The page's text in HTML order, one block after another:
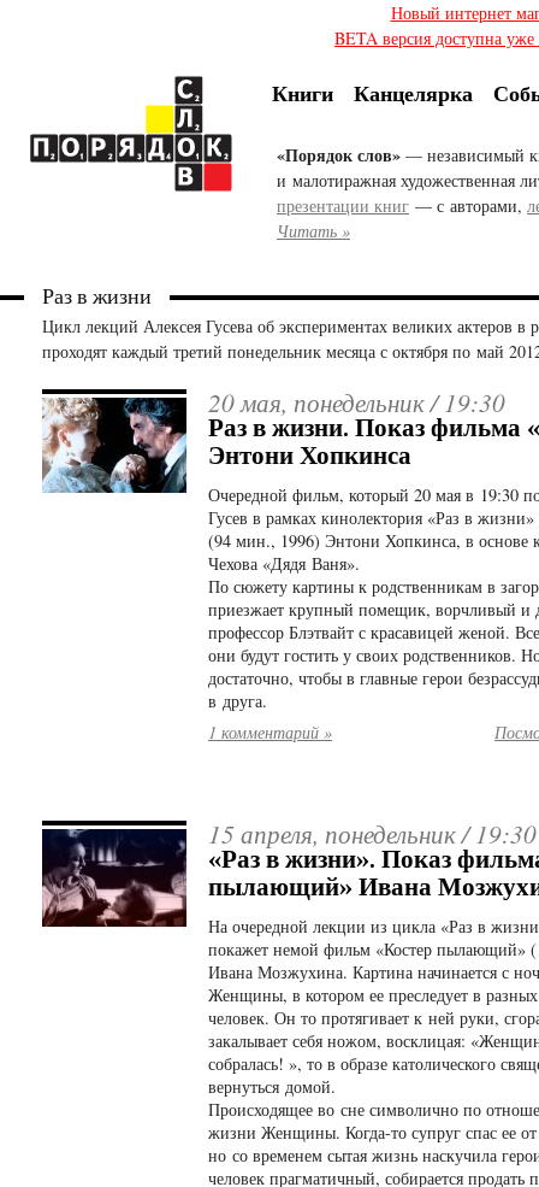
Новый интернет
BETA версия доступна
Книги Канцелярка
«Порядок слов» — независимый
и малотиражная художественная
презентации книг — с авторами,
Читать »
Раз в жизни
Цикл лекций Алексея Гусева об экспериментах великих актеров
проходят каждый третий понедельник месяца с октября по май
20 мая, понедельник /19:30
Раз в жизни. Показ фильма
Энтони Хопкинса
Очередной фильм, который 20 мая в 19:30
Гусев в рамках кинолектория «Раз в
(94 мин., 1996) Энтони Хопкинса, в основе
Чехова «Дядя Ваня».
По сюжету картины к родственникам в
приезжает крупный помещик, ворчливый и
профессор Блэтвайт с красавицей женой.
они будут гостить у своих родственников.
достаточно, чтобы в главные герои
в друга.
1 комментарий »
15 апреля, понедельник /19:30
«Раз в жизни». Показ
пылающий» Ивана
На очередной лекции из цикла «Раз в
покажет немой фильм «Костер пылающий»
Ивана Мозжухина. Картина начинается с
Женщины, в котором ее преследует в
человек. Он то протягивает к ней руки,
закалывает себя ножом, восклицая:
собралась! », то в образе католического
вернуться домой.
Происходящее во сне символично по
жизни Женщины. Когда-то супруг спас ее
но со временем сытая жизнь наскучила
человек прагматичный, собирается продать